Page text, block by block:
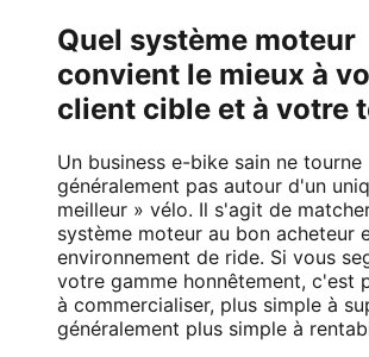
Quel système moteur
convient le mieux à
client cible et à votre
Un business e-bike sain ne tourne
généralement pas autour d'un
meilleur » vélo. Il s'agit de
système moteur au bon acheteur
environnement de ride. Si vous
votre gamme honnêtement, c'est
à commercialiser, plus simple à
généralement plus simple à